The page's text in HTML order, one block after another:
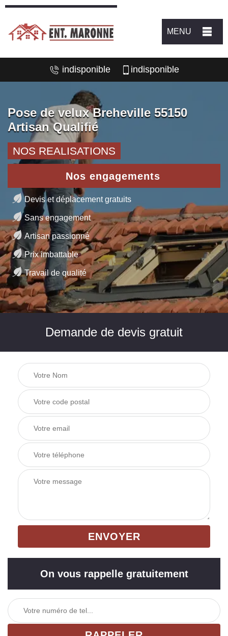
MENU
indisponible indisponible
Pose de velux Breheville 55150
Artisan Qualifié
NOS REALISATIONS
Nos engagements
Devis et déplacement gratuits
Sans engagement
Artisan passionné
Prix imbattable
Travail de qualité
Demande de devis gratuit
On vous rappelle gratuitement